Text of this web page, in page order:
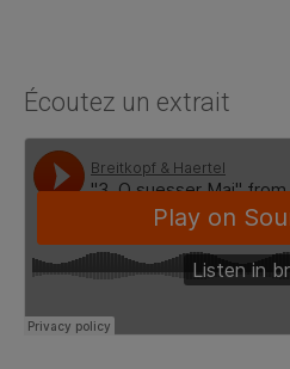
Écoutez un extrait